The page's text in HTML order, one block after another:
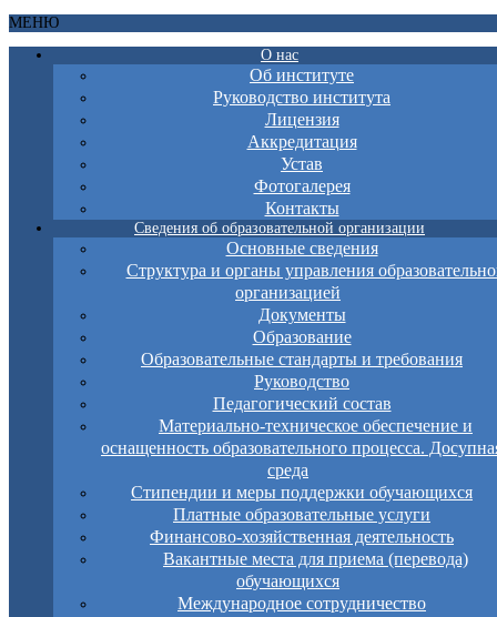
МЕНЮ
О нас
Об институте
Руководство института
Лицензия
Аккредитация
Устав
Фотогалерея
Контакты
Сведения об образовательной организации
Основные сведения
Структура и органы управления
организацией
Документы
Образование
Образовательные стандарты и требования
Руководство
Педагогический состав
Материально-техническое обеспечение и
оснащенность образовательного процесса.
среда
Стипендии и меры поддержки обучающихся
Платные образовательные услуги
Финансово-хозяйственная деятельность
Вакантные места для приема (перевода)
обучающихся
Международное сотрудничество